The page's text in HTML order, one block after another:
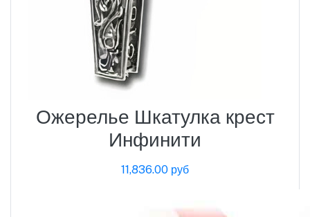
Ожерелье Шкатулка крест
Инфинити
11,836.00 руб